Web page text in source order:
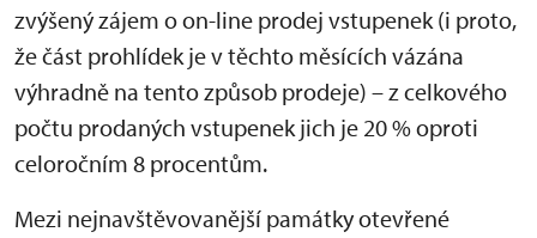
zvýšený zájem o on-line prodej vstupenek (i proto,
že část prohlídek je v těchto měsících vázána
výhradně na tento způsob prodeje) – z celkového
počtu prodaných vstupenek jich je 20 % oproti
celoročním 8 procentům.
Mezi nejnavštěvovanější památky otevřené